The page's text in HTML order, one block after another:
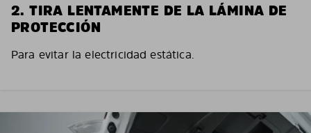
2. TIRA LENTAMENTE DE LA LÁMINA DE
PROTECCIÓN
Para evitar la electricidad estática.